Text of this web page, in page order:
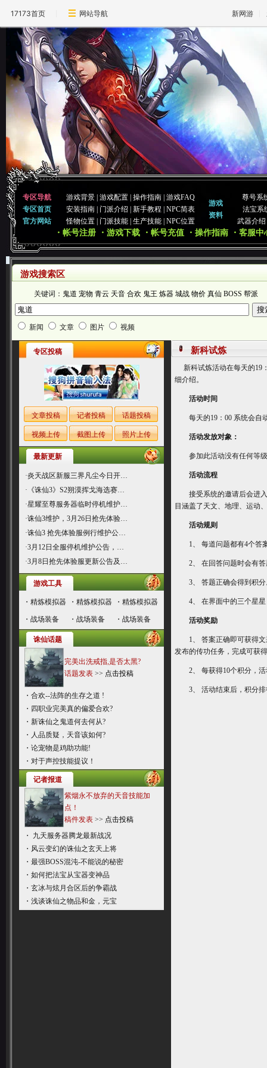
17173首页 网站导航 新网游
专区导航
专区首页
官方网站
游戏背景 |游戏配置 |操作指南 |游戏FAQ
安装指南
门派介绍 |新手教程 |NPC简表
怪物位置
门派技能 |生产技能 |NPC位置
游戏
资料
尊号系
法宝系
武器介绍
・帐号注册 ・游戏下载 ・帐号充值 ・操作指南 ・客服中
游戏搜索区
关键词： 鬼道 宠物 青云 天音 合欢 鬼王 炼器 城战 物价 真仙 BOSS 帮派
新闻 文章 图片 视频
专区投稿
文章投稿 记者投稿 话题投稿
视频上传 截图上传 照片上传
最新更新
·炎天战区新服三界凡尘今日开…
· 《诛仙3》S2朔漠挥戈海选赛…
·星耀至尊服务器临时停机维护…
·诛仙3维护，3月26日抢先体验…
·诛仙3 抢先体验服例行维护公…
·3月12日全服停机维护公告，…
·3月8日抢先体验服更新公告及…
游戏工具
・精炼模拟器 ・精炼模拟器 ・精炼模拟器
・战场装备 ・战场装备 ・战场装备
诛仙话题
完美出洗戒指,是否太黑?
话题发表>> 点击投稿
・合欢--法阵的生存之道 !
・ 四职业完美真的偏爱合欢?
・新诛仙之鬼道何去何从?
・ 人品质疑，天音该如何?
・论宠物是鸡助功能!
・对于声控技能提议！
记者报道
紫烟永不放弃的天音技能加
点！
稿件发表>> 点击投稿
・
九天服务器腾龙最新战况
・ 风云变幻的诛仙之玄天上将
・最强BOSS混沌-不能说的秘密
・如何把法宝从宝器变神品
・玄冰与炫月合区后的争霸战
・浅谈诛仙之物品和金，元宝
新科试炼
新科试炼活动在每天的19
细介绍。
活动时间
每天的19：00 系统会自
活动发放对象：
参加此活动没有任何等级
活动流程
接受系统的邀请后会进入
目涵盖了天文、地理、运动
活动规则
1、 每道问题都有4个答案
2、 在回答问题时会有答
3、 答题正确会得到积分
4、 在界面中的三个星星
活动奖励
1、 答案正确即可获得文
发布的传功任务，完成可获
2、 每获得10个积分，活
3、 活动结束后，积分排